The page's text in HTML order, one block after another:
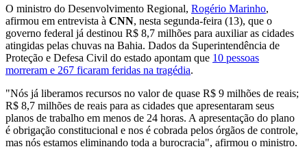
O ministro do Desenvolvimento Regional, Rogério Marinho,
afirmou em entrevista à CNN, nesta segunda-feira (13), que o
governo federal já destinou R$ 8,7 milhões para auxiliar as cidades
atingidas pelas chuvas na Bahia. Dados da Superintendência de
Proteção e Defesa Civil do estado apontam que 10 pessoas
morreram e 267 ficaram feridas na tragédia.
"Nós já liberamos recursos no valor de quase R$ 9 milhões de reais;
R$ 8,7 milhões de reais para as cidades que apresentaram seus
planos de trabalho em menos de 24 horas. A apresentação do plano
é obrigação constitucional e nos é cobrada pelos órgãos de controle,
mas nós estamos eliminando toda a burocracia", afirmou o ministro.